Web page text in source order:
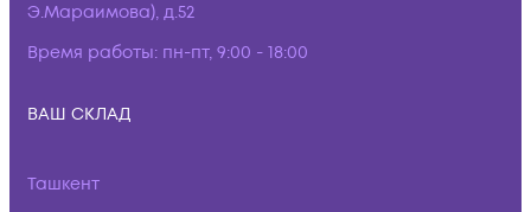
Э.Мараимова), д.52
Время работы: пн-пт, 9:00 - 18:00
ВАШ СКЛАД
Ташкент